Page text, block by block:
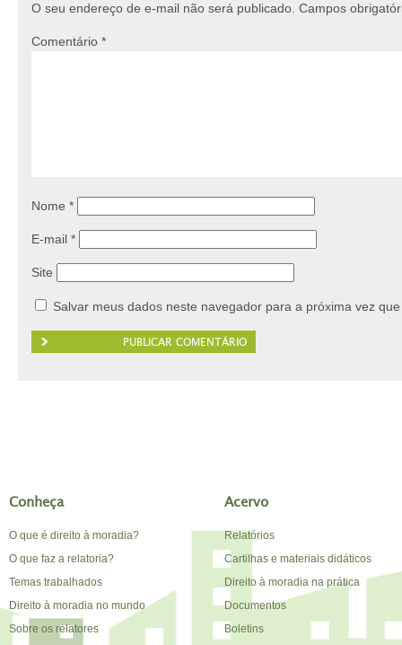
O seu endereço de e-mail não será publicado. Campos
Comentário *
Nome *
E-mail *
Site
Salvar meus dados neste navegador para a próxima vez
Conheça
O que é direito à moradia?
O que faz a relatoria?
Temas trabalhados
Direito à moradia no mundo
Sobre os relatores
Acervo
Relatórios
Cartilhas e materiais didáticos
Direito à moradia na prática
Documentos
Boletins